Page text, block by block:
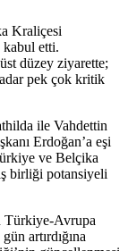
Kraliçesi
kabul etti.
düzey ziyarette;
pek çok kritik
ile Vahdettin
Erdoğan’a eşi
ve Belçika
birliği potansiyeli
Türkiye-Avrupa
artırdığına